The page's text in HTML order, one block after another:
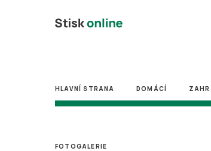
HLAVNÍ STRANA DOMÁCÍ
FOTOGALERIE